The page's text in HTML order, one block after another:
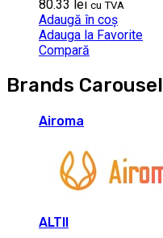
80.33 lei cu TVA
Adaugă în coș
Adauga la Favorite
Compară
Brands Carousel
Airoma
ALTII